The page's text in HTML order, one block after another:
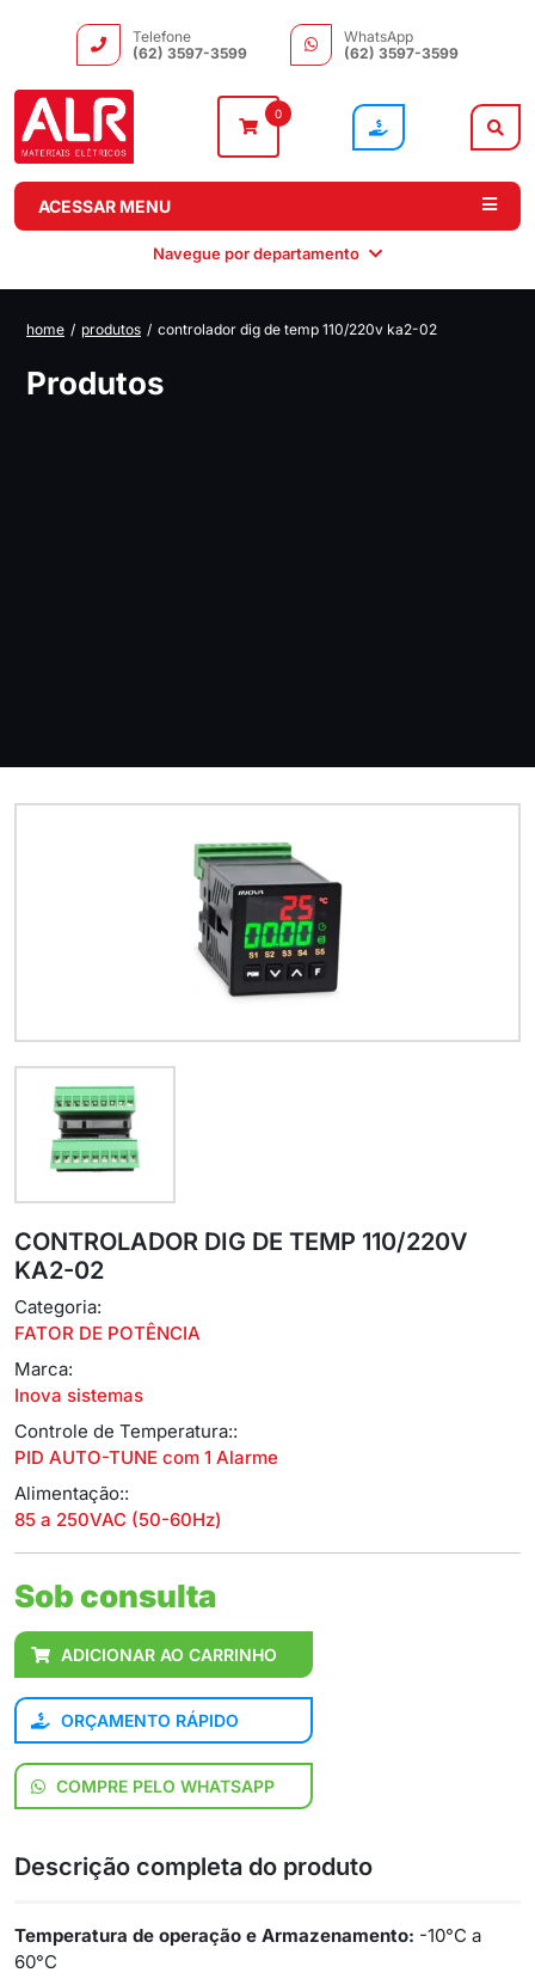
0
Telefone
(62) 3597-3599
WhatsApp
(62) 3597-3599
ACESSAR MENU
Navegue por departamento
Distribuição
home / produtos / controlador dig de temp 110/220v ka2-02
Produtos
CONTROLADOR DIG DE TEMP 110/220V
KA2-02
Categoria:
FATOR DE POTÊNCIA
Marca:
Inova sistemas
Controle de Temperatura::
PID AUTO-TUNE com 1 Alarme
Alimentação::
85 a 250VAC (50-60Hz)
Sob consulta
ADICIONAR AO CARRINHO
ORÇAMENTO RÁPIDO
COMPRE PELO WHATSAPP
Descrição completa do produto
Temperatura de operação e Armazenamento: -10°C a
60°C